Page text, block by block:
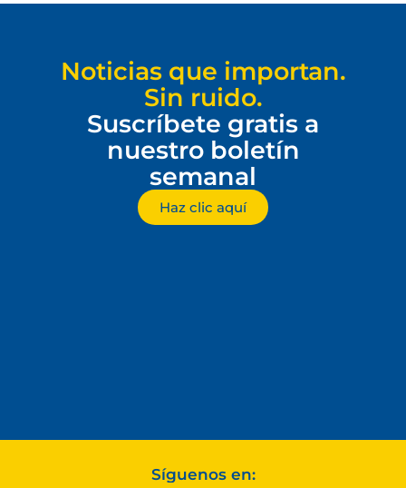
Noticias que importan.
Sin ruido.
Suscríbete gratis a
nuestro boletín
semanal
Haz clic aquí
Síguenos en: